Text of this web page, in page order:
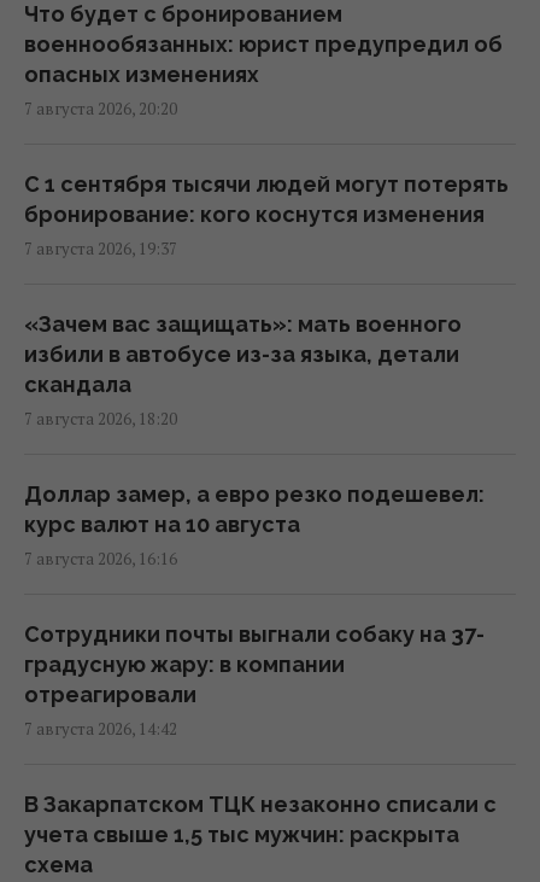
Зеленский впервые поедет с официальным
визитом в Сербию: названа дата
Россия ударила по футбольному стадиону
"Черноморец" в Одессе, есть раненые
Дроны уже полдня атакуют Крым: ГУР
провел "морской парад" в Ялте
"Будет волна банкротства": разгром
складов Wildberries больно бьет по РФ, -
В уголовном деле рынка "Столичный"
материалами стали сообщения о
В июне – 30 бомб, в июле – более 50: в ОВА
Что будет с бронированием
военнообязанных: юрист предупредил об
опасных изменениях
7 августа 2026, 20:20
С 1 сентября тысячи людей могут потерять
бронирование: кого коснутся изменения
7 августа 2026, 19:37
«Зачем вас защищать»: мать военного
избили в автобусе из-за языка, детали
скандала
7 августа 2026, 18:20
Доллар замер, а евро резко подешевел:
курс валют на 10 августа
7 августа 2026, 16:16
Сотрудники почты выгнали собаку на 37-
градусную жару: в компании
отреагировали
7 августа 2026, 14:42
В Закарпатском ТЦК незаконно списали с
учета свыше 1,5 тыс мужчин: раскрыта
схема